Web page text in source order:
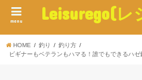
Leisurego(
menu
HOME 釣り
釣り方
ビギナーもベテランもハマる！誰でもできるハゼ